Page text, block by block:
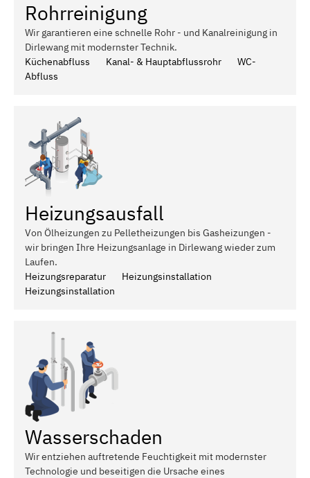
Rohrreinigung
Wir garantieren eine schnelle Rohr - und Kanalreinigung in
Dirlewang mit modernster Technik.
Küchenabfluss
Kanal- & Hauptabflussrohr
WC-
Abfluss
Heizungsausfall
Von Ölheizungen zu Pelletheizungen bis Gasheizungen -
wir bringen Ihre Heizungsanlage in Dirlewang wieder zum
Laufen.
Heizungsreparatur
Heizungsinstallation
Heizungsinstallation
Wasserschaden
Wir entziehen auftretende Feuchtigkeit mit modernster
Technologie und beseitigen die Ursache eines